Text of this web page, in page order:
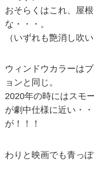
おそらくはこれ、屋
な・・・。
（いずれも艶消し吹
ウィンドウカラーは
ョンと同じ。
2020年の時にはスモ
が劇中仕様に近い・
が！！！
わりと映画でも青っ